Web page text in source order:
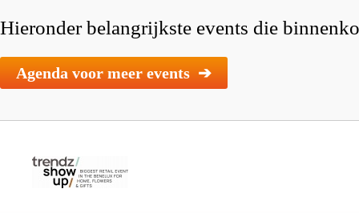
Hieronder belangrijkste events die
Agenda voor meer events ➔